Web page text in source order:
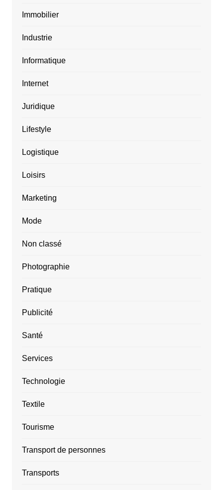
Immobilier
Industrie
Informatique
Internet
Juridique
Lifestyle
Logistique
Loisirs
Marketing
Mode
Non classé
Photographie
Pratique
Publicité
Santé
Services
Technologie
Textile
Tourisme
Transport de personnes
Transports